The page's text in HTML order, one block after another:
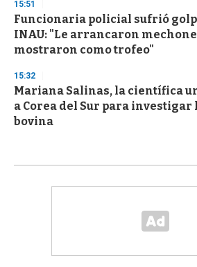
15:51
Funcionaria policial sufrió
INAU: "Le arrancaron
mostraron como trofeo"
15:32
Mariana Salinas, la científica
a Corea del Sur para investigar
bovina